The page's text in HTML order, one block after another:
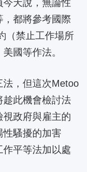
天說，無論性
都將參考國際
（禁止工作場所
國等作法。
，但這次Metoo
趁此機會檢討法
政府與雇主的
騷擾的加害
平等法加以處